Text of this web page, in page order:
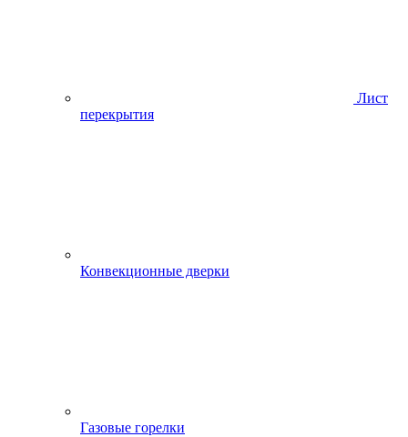
Лист
перекрытия
Конвекционные дверки
Газовые горелки